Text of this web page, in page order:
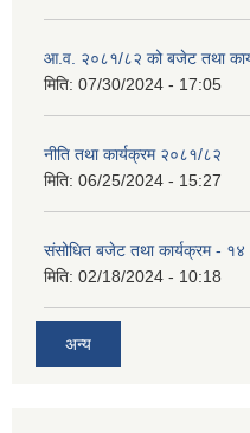
आ.व. २०८१/८२ को बजेट तथा
मिति: 07/30/2024 - 17:05
नीति तथा कार्यक्रम २०८१/८२
मिति: 06/25/2024 - 15:27
संसोधित बजेट तथा कार्यक्रम -
मिति: 02/18/2024 - 10:18
अन्य